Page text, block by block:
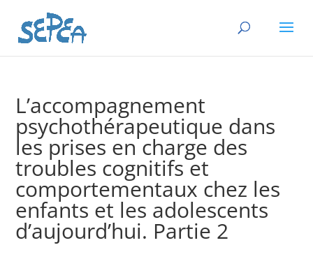
L’accompagnement
psychothérapeutique dans
les prises en charge des
troubles cognitifs et
comportementaux chez les
enfants et les adolescents
d’aujourd’hui. Partie 2